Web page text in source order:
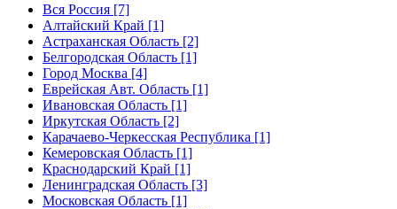
Вся Россия [7]
Алтайский Край [1]
Астраханская Область [2]
Белгородская Область [1]
Город Москва [4]
Еврейская Авт. Область [1]
Ивановская Область [1]
Иркутская Область [2]
Карачаево-Черкесская Республика [1]
Кемеровская Область [1]
Краснодарский Край [1]
Ленинградская Область [3]
Московская Область [1]